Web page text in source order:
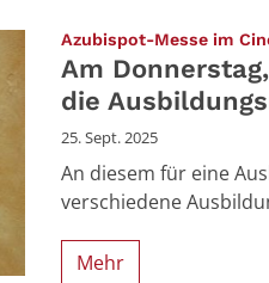
Azubispot-Messe im
Am
die
25. Sept. 2025
An diesem für eine
verschiedene
Mehr